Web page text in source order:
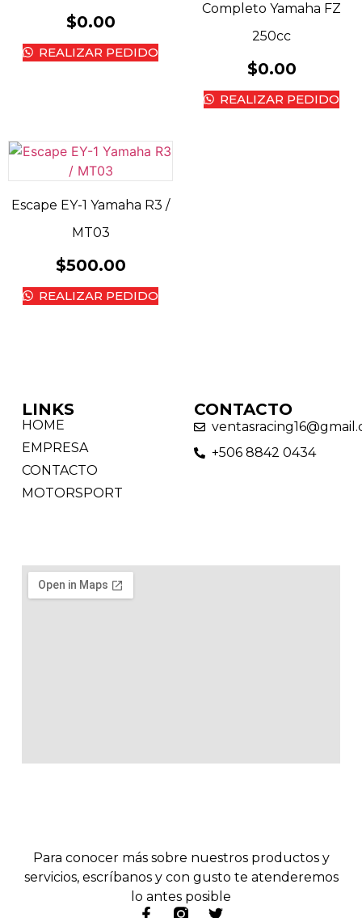
$0.00
REALIZAR PEDIDO
Completo Yamaha FZ
250cc
$0.00
REALIZAR PEDIDO
Escape EY-1 Yamaha R3 /
MT03
$500.00
REALIZAR PEDIDO
Para conocer más sobre nuestros productos y
servicios, escríbanos y con gusto te atenderemos
lo antes posible
LINKS
HOME
EMPRESA
CONTACTO
MOTORSPORT
CONTACTO
+506 8842 0434